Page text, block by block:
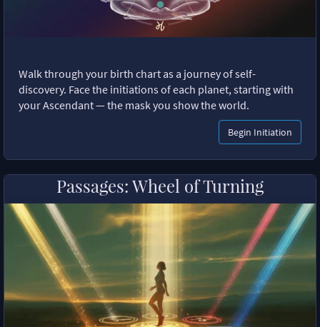
Walk through your birth chart as a journey of self-
discovery. Face the initiations of each planet, starting with
your Ascendant — the mask you show the world.
Begin Initiation
Passages: Wheel of Turning